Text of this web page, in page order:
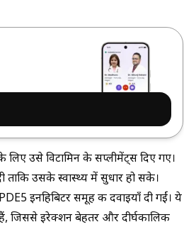
लिए उसे विटामिन के सप्लीमेंट्स दिए गए।
ताकि उसके स्वास्थ्य में सुधार हो सके।
PDE5 इनहिबिटरसमूह की दवाइयाँ दी गईं। ये
हैं, जिससे इरेक्शन बेहतर और दीर्घकालिक